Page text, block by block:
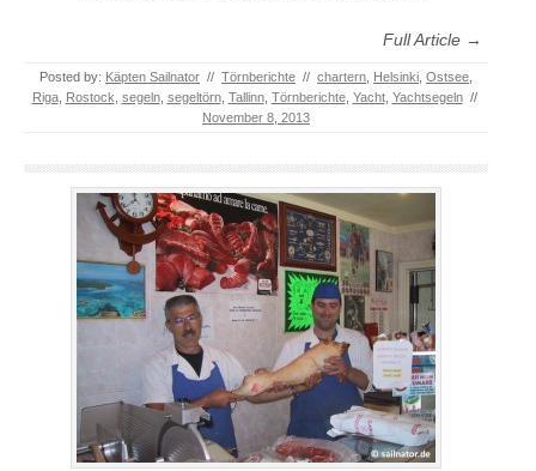
Full Article →
Posted by: Käpten Sailnator // Törnberichte // chartern Helsinki Ostsee
Riga, Rostock segeln, segeltörn, Tallinn, Törnberichte, Yacht, Yachtsegeln //
November 8, 2013